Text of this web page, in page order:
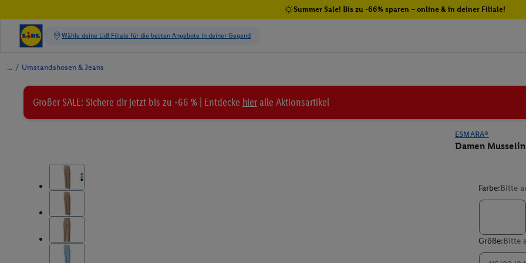
Summer Sale! Bis zu -66% sparen – online & in deiner Filiale!
/ Umstandshosen & Jeans
Großer SALE: Sichere dir jetzt bis zu -66 % | Entdecke hier alle Aktionsartikel
ESMARA®
Damen
Farbe:Bitte
Größe:Bitte